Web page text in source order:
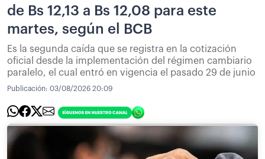
de Bs 12,13 a Bs 12,08 para este
martes, según el BCB
Es la segunda caída que se registra en la cotización
oficial desde la implementación del régimen cambiario
paralelo, el cual entró en vigencia el pasado 29 de junio
Publicación: 03/08/2026 20:09